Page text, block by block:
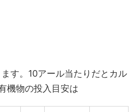
す。10アール当たりだとカル
機物の投入目安は